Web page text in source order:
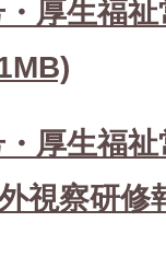
厚生福
厚生福
視察研